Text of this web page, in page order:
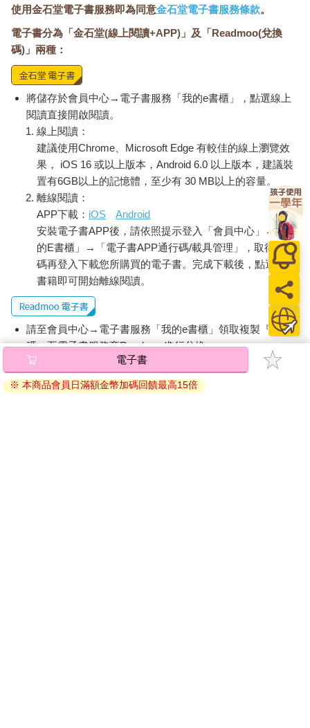
使用金石堂電子書服務即為同意金石堂電子書服務條款。
電子書分為「金石堂(線上閱讀+APP)」及「Readmoo(兌換
碼)」兩種：
將儲存於會員中心→電子書服務「我的e書櫃」，點選線上
閱讀直接開啟閱讀。
線上閱讀：
建議使用Chrome、Microsoft Edge 有較佳的線上瀏覽效
果， iOS 16 或以上版本，Android 6.0 以上版本，建議裝
置有6GB以上的記憶體，至少有 30 MB以上的容量。
離線閱讀：
APP下載： iOS
Android
安裝電子書APP後，請依照提示登入「會員中心」→「我
的E書櫃」→「電子書APP通行碼/載具管理」，取得通行
碼再登入下載您所購買的電子書。完成下載後，點選任一
書籍即可開始離線閱讀。
請至會員中心→電子書服務「我的e書櫃」領取複製『兌換
碼』至電子書服務商Readmoo進行兌換。
退換貨須知：
因版權保護，您在金石堂所購買的電子書僅能以金石堂專屬
電子書
※ 本商品會員日滿額金幣加碼回饋最高15倍